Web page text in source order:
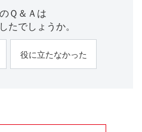
Ｑ＆Ａは
たでしょうか。
役に立たなかった